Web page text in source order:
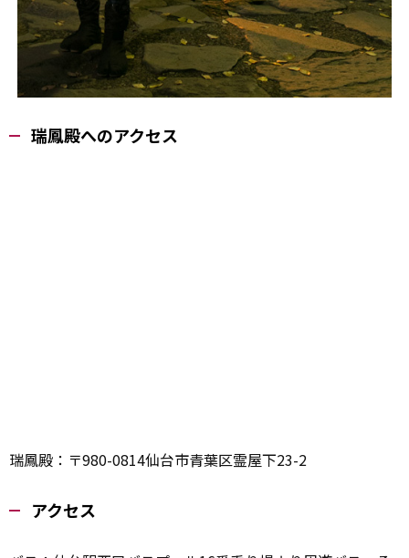
瑞鳳殿へのアクセス
瑞鳳殿：〒980-0814仙台市青葉区霊屋下23-2
アクセス